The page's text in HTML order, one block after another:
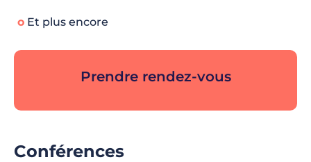
o Et plus encore
Prendre rendez-vous
Conférences